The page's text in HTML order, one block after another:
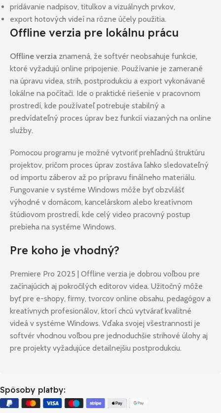
pridávanie nadpisov, titulkov a vizuálnych prvkov,
export hotových videí na rôzne účely použitia.
Offline verzia pre lokálnu prácu
Offline verzia znamená, že softvér neobsahuje funkcie,
ktoré vyžadujú online pripojenie. Používanie je zamerané
na úpravu videa, strih, postprodukciu a export vykonávané
lokálne na počítači. Ide o praktické riešenie v pracovnom
prostredí, kde používateľ potrebuje stabilný a
predvídateľný proces úprav bez funkcií viazaných na online
služby.
Pomocou programu je možné vytvoriť prehľadnú štruktúru
projektov, pričom proces úprav zostáva ľahko sledovateľný
od importu záberov až po prípravu finálneho materiálu.
Fungovanie v systéme Windows môže byť obzvlášť
výhodné v domácom, kancelárskom alebo kreatívnom
štúdiovom prostredí, kde celý video pracovný postup
prebieha na systéme Windows.
Pre koho je vhodný?
Premiere Pro 2025 | Offline verzia je dobrou voľbou pre
začínajúcich aj pokročilých editorov videa. Užitočný môže
byť pre e-shopy, firmy, tvorcov online obsahu, pedagógov a
kreatívnych profesionálov, ktorí chcú vytvárať kvalitné
videá v systéme Windows. Vďaka svojej všestrannosti je
softvér vhodnou voľbou pre jednoduchšie strihové úlohy aj
pre projekty vyžadujúce detailnejšiu postprodukciu.
Spôsoby platby: